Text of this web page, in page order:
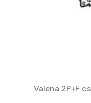
Valena 2P+F